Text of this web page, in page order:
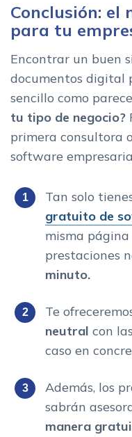
Conclusión: el
para tu
Encontrar un buen
documentos digital
sencillo como
tu tipo de negocio?
primera consultora
software
Tan solo
gratuito de
misma
prestaciones
minuto.
Te
neutral con
caso en
Además, los
sabrán
manera